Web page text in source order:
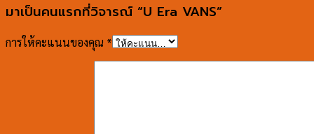
มาเป็นคนแรกที่วิจารณ์ “U Era VANS”
การให้คะแนนของคุณ *